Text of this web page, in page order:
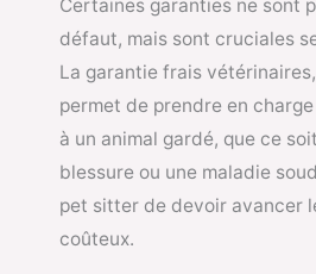
Certaines garanties ne sont
défaut, mais sont cruciales
La garantie frais
permet de prendre en
à un animal gardé, que ce
blessure ou une maladie
pet sitter de devoir avancer
coûteux.